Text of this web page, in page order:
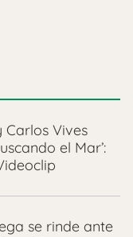
Carlos Vives
el Mar’:
se rinde ante